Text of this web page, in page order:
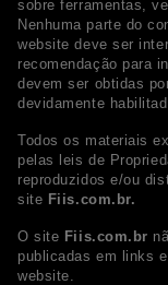
sobre ferramentas,
Nenhuma parte do
website deve ser
recomendação para
devem ser obtidas
devidamente
Todos os materiais
pelas leis de
reproduzidos e/ou
site Fiis.com.br.
O site Fiis.com.br
publicadas em links
website.